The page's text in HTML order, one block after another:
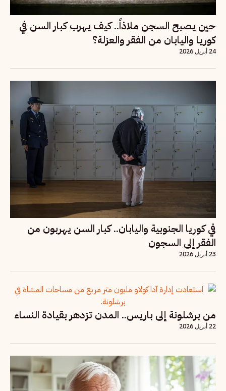
حين يصبح السجن ملاذاً.. كيف يهرب كبار السن في
كوريا واليابان من الفقر والعزلة؟
24 أبريل 2026
في كوريا الجنوبية واليابان.. كبار السن يهربون من
الفقر إلى السجون
23 أبريل 2026
من برشلونة إلى باريس.. المدن تزدهر بقيادة النساء
22 أبريل 2026